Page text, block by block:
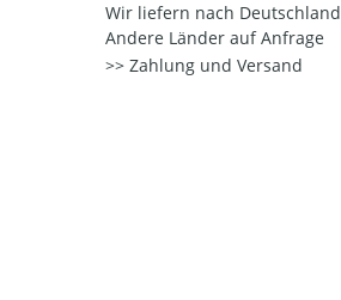
Wir liefern nach Deutschland
Andere Länder auf Anfrage
Zahlung und Versand